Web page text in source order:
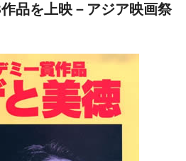
品を上映－アジア映画祭